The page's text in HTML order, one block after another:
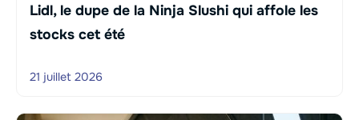
Lidl, le dupe de la Ninja Slushi qui affole les
stocks cet été
21 juillet 2026